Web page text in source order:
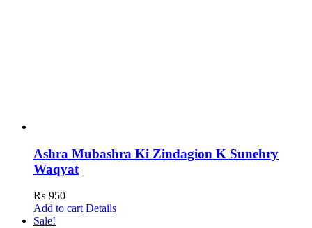
Ashra Mubashra Ki Zindagion K Sunehry
Waqyat
₨ 950
Add to cart Details
Sale!